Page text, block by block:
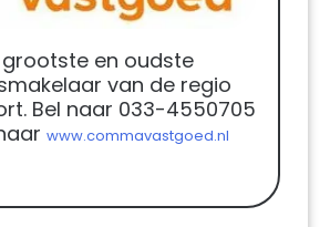
grootste en oudste
van de regio
Bel naar 033-4550705
www.commavastgoed.nl